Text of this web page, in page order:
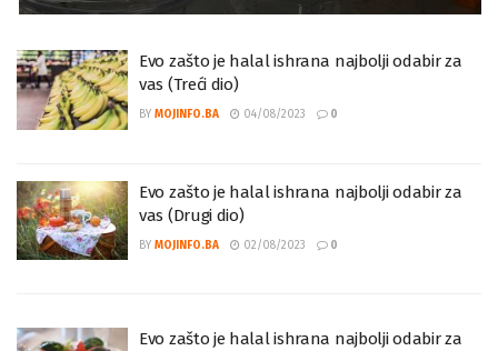
Evo zašto je halal ishrana najbolji odabir za
vas (Treći dio)
BY MOJINFO.BA 04/08/2023 0
Evo zašto je halal ishrana najbolji odabir za
vas (Drugi dio)
BY MOJINFO.BA 02/08/2023 0
Evo zašto je halal ishrana najbolji odabir za